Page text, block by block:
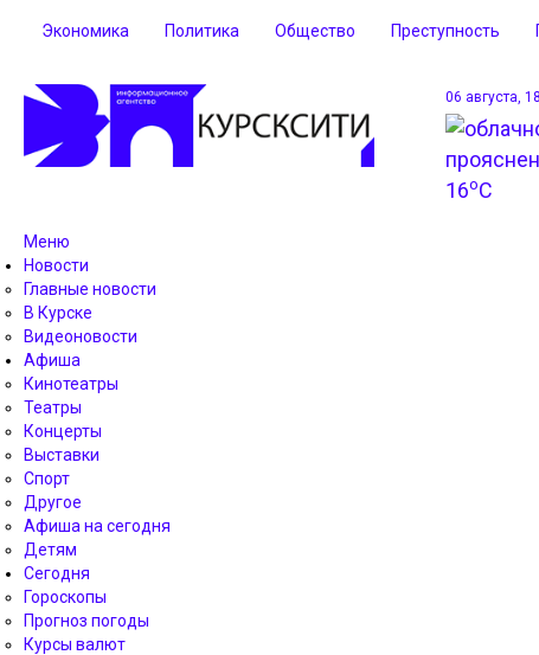
Экономика Политика Общество Преступность
06 августа,
16oC
Меню
Новости
Главные новости
В Курске
Видеоновости
Афиша
Кинотеатры
Театры
Концерты
Выставки
Спорт
Другое
Афиша на сегодня
Детям
Сегодня
Гороскопы
Прогноз погоды
Курсы валют